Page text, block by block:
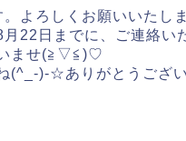
よろしくお願いいたし
22日までに、ご連絡い
いませ(≧▽≦)♡
(^_-)-☆ありがとうござ